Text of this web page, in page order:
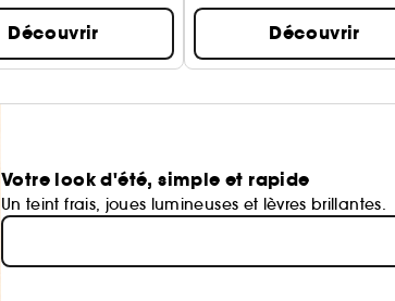
Découvrir Découvrir
Votre look d'été, simple et rapide
Un teint frais, joues lumineuses et lèvres brillantes.